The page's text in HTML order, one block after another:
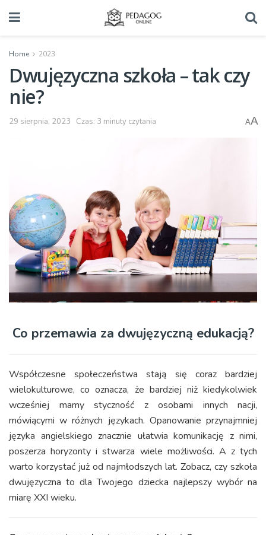
Home 2023
Dwujęzyczna szkoła – tak czy
nie?
29 sierpnia, 2023 Czas: 3 minuty czytania AA
Co przemawia za dwujęzyczną edukacją?
Współczesne społeczeństwa stają się coraz bardziej
wielokulturowe, co oznacza, że bardziej niż kiedykolwiek
wcześniej mamy styczność z osobami innych nacji,
mówiącymi w różnych językach. Opanowanie przynajmniej
języka angielskiego znacznie ułatwia komunikację z nimi,
poszerza horyzonty i stwarza wiele możliwości. A z tych
warto korzystać już od najmłodszych lat. Zobacz, czy szkoła
dwujęzyczna to dla Twojego dziecka najlepszy wybór na
miarę XXI wieku.